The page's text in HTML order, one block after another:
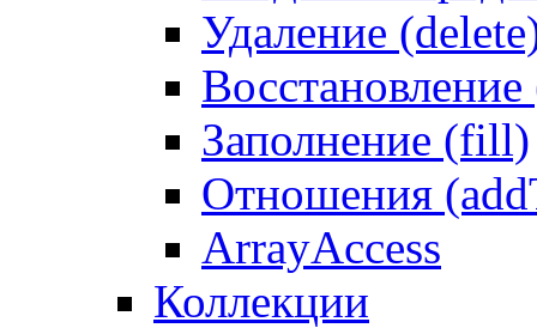
Удаление
Заполнение (fill)
Отношения
ArrayAccess
Коллекции